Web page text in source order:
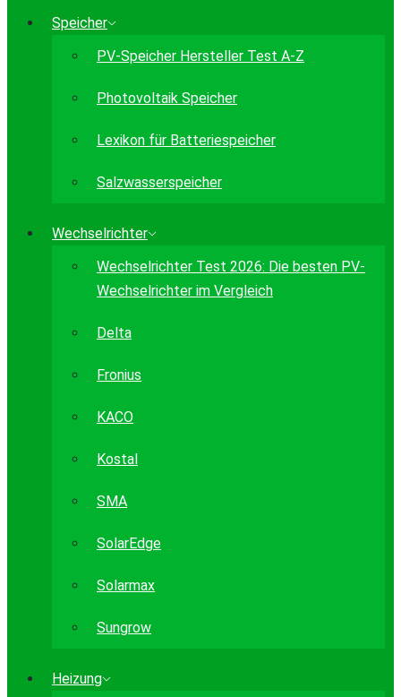
Speicher
PV-Speicher Hersteller Test A-Z
Photovoltaik Speicher
Lexikon für Batteriespeicher
Salzwasserspeicher
Wechselrichter
Wechselrichter Test 2026: Die besten PV-
Wechselrichter im Vergleich
Delta
Fronius
KACO
Kostal
SMA
SolarEdge
Solarmax
Sungrow
Heizung